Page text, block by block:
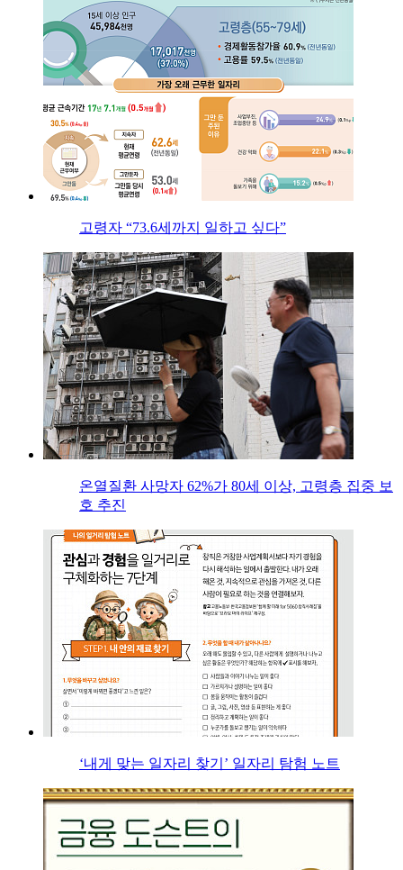
고령자 “73.6세까지 일하고 싶다”
온열질환 사망자 62%가 80세 이상, 고령층 집중 보
호 추진
‘내게 맞는 일자리 찾기’ 일자리 탐험 노트